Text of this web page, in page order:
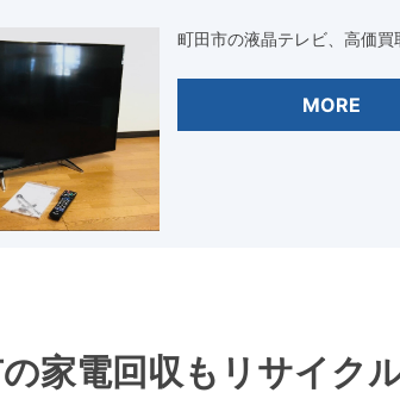
町田市の液晶テレビ、高価買
MORE
家電回収もリサイク